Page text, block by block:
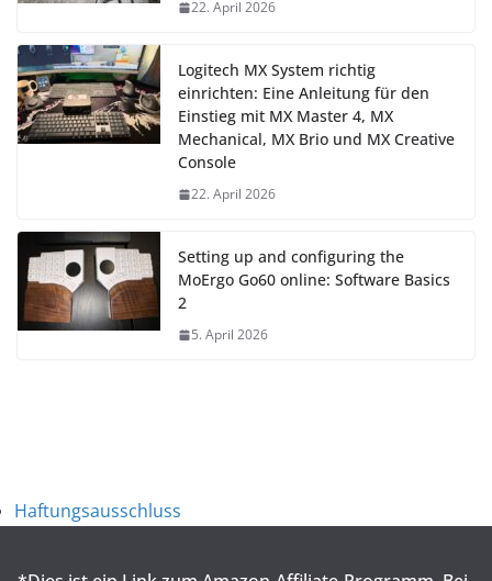
22. April 2026
Logitech MX System richtig
einrichten: Eine Anleitung für den
Einstieg mit MX Master 4, MX
Mechanical, MX Brio und MX Creative
Console
22. April 2026
Setting up and configuring the
MoErgo Go60 online: Software Basics
2
5. April 2026
Haftungsausschluss